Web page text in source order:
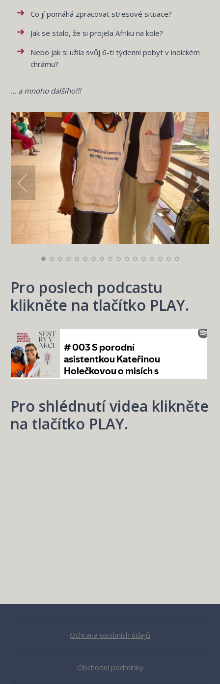
Co jí pomáhá zpracovat stresové situace?
Jak se stalo, že si projela Afriku na kole?
Nebo jak si užila svůj 6-ti týdenní pobyt v indickém
chrámu?
... a mnoho dalšího!!!
Pro poslech podcastu
klikněte na tlačítko PLAY.
Pro shlédnutí videa klikněte
na tlačítko PLAY.
Ochrana osobních údajů
Obchodní podmínky